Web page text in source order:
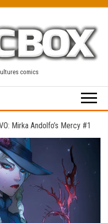
comics
Mirka Andolfo’s Mercy #1